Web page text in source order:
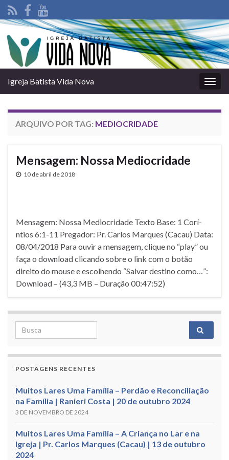
Igreja Batista Vida Nova
ARQUIVO POR TAG: MEDIOCRIDADE
Mensagem: Nossa Mediocridade
10 de abril de 2018
Mensagem: Nossa Mediocridade Texto Base: 1 Corí­
ntios 6:1-11 Pregador: Pr. Carlos Marques (Cacau) Data:
08/04/2018 Para ouvir a mensagem, clique no “play” ou
faça o download clicando sobre o link com o botão
direito do mouse e escolhendo “Salvar destino como…”:
Download – (43,3 MB – Duração 00:47:52)
Search for:
POSTAGENS RECENTES
Muitos Lares Uma Família – Perdão e Reconciliação
na Família | Ranieri Costa | 20 de outubro 2024
3 DE NOVEMBRO DE 2024
Muitos Lares Uma Família – A Criança no Lar e na
Igreja | Pr. Carlos Marques (Cacau) | 13 de outubro
2024